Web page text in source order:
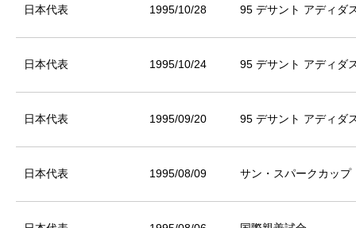
日本代表 1995/10/28 95 デサント アディダ
日本代表 1995/10/24 95 デサント アディダ
日本代表 1995/09/20 95 デサント アディダ
日本代表 1995/08/09 サン・スパークカップ